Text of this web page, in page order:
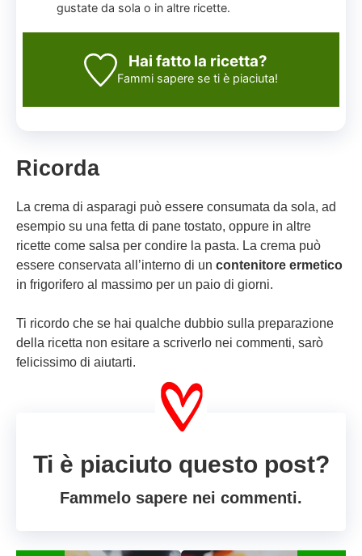
gustate da sola o in altre ricette.
Hai fatto la ricetta?
Fammi sapere se ti è piaciuta!
Ricorda
La crema di asparagi può essere consumata da sola, ad
esempio su una fetta di pane tostato, oppure in altre
ricette come salsa per condire la pasta. La crema può
essere conservata all’interno di un contenitore ermetico
in frigorifero al massimo per un paio di giorni.
Ti ricordo che se hai qualche dubbio sulla preparazione
della ricetta non esitare a scriverlo nei commenti, sarò
felicissimo di aiutarti.
Ti è piaciuto questo post?
Fammelo sapere nei commenti.